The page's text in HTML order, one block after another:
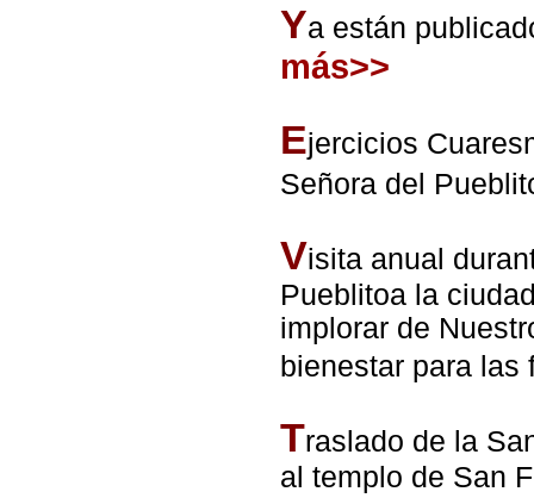
Ya están
más>>
Ejercicios
Señora del
Visita anual
Pueblitoa la
implorar de
bienestar para las
Traslado de la
al templo de San